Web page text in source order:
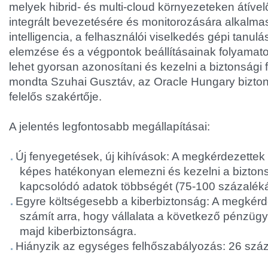
melyek hibrid- és multi-cloud környezeteken
integrált bevezetésére és monitorozására
intelligencia, a felhasználói viselkedés gépi
elemzése és a végpontok beállításainak
lehet gyorsan azonosítani és kezelni a biztonsági
mondta Szuhai Gusztáv, az Oracle Hungary
felelős szakértője.
A jelentés legfontosabb megállapításai:
Új fenyegetések, új kihívások: A
képes hatékonyan elemezni és kezelni a
kapcsolódó adatok többségét (75-100
Egyre költségesebb a kiberbiztonság: A
számít arra, hogy vállalata a következő
majd kiberbiztonságra.
Hiányzik az egységes felhőszabályozás: 26